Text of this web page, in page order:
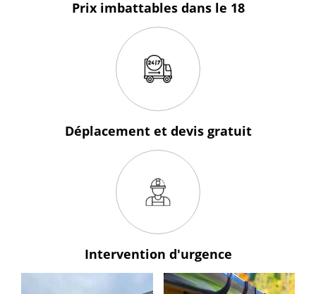
Prix imbattables dans le 18
Déplacement et devis gratuit
Intervention d'urgence